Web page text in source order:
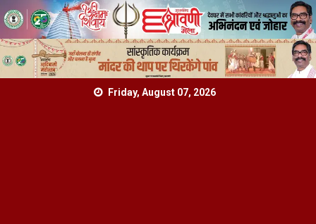
Friday, August 07, 2026